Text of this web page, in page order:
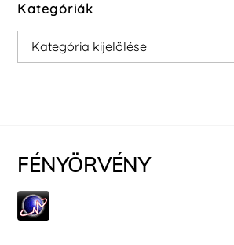
Kategóriák
Kategóriák
FÉNYÖRVÉNY